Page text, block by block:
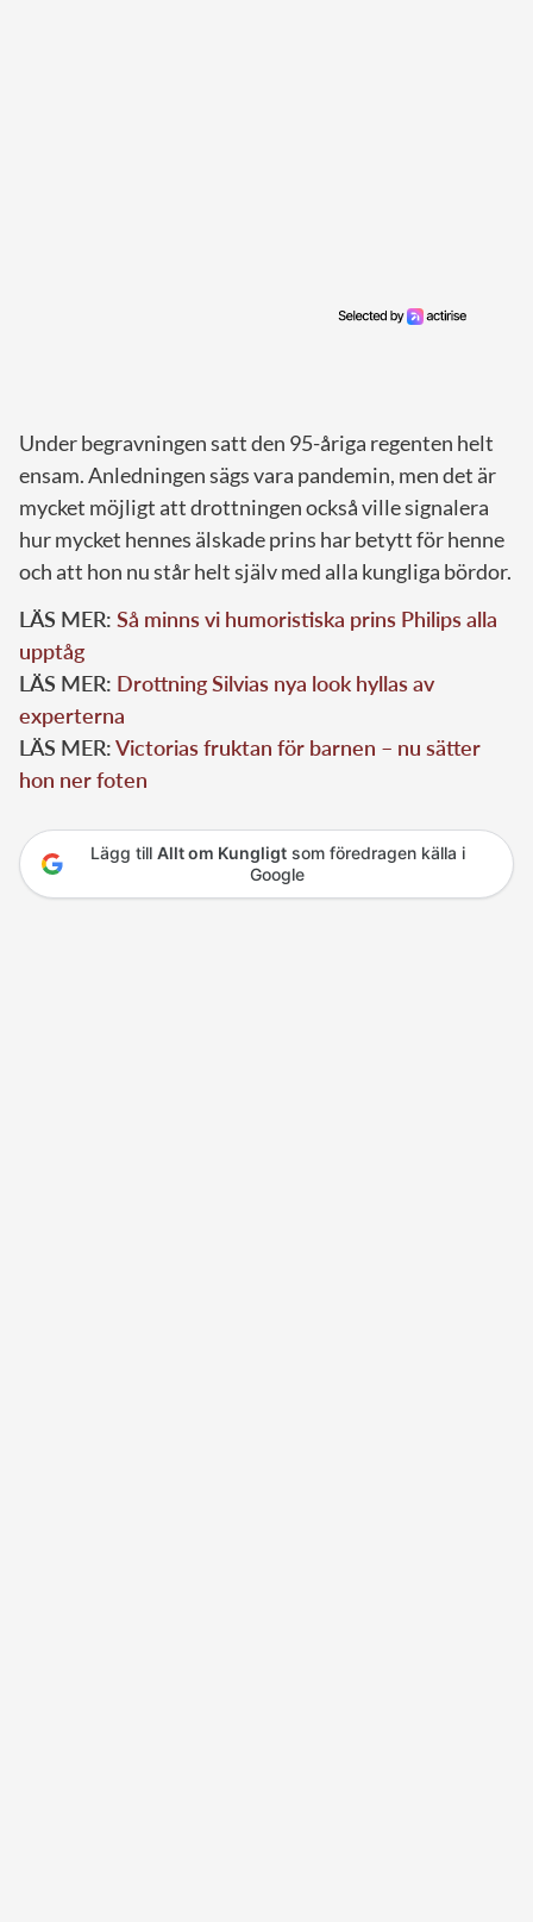
Under begravningen satt den 95-åriga regenten helt
ensam. Anledningen sägs vara pandemin, men det är
mycket möjligt att drottningen också ville signalera
hur mycket hennes älskade prins har betytt för henne
och att hon nu står helt själv med alla kungliga bördor.
LÄS MER: Så minns vi humoristiska prins Philips alla
upptåg
LÄS MER: Drottning Silvias nya look hyllas av
experterna
LÄS MER:Victorias fruktan för barnen – nu sätter
hon ner foten
Lägg till Allt om Kungligtsom föredragen källa i
Google